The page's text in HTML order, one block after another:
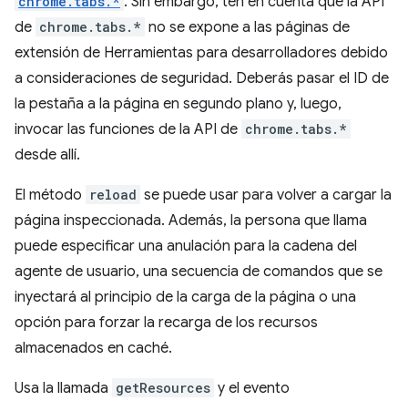
de chrome.tabs.* no se expone a las páginas de
extensión de Herramientas para desarrolladores debido
a consideraciones de seguridad. Deberás pasar el ID de
la pestaña a la página en segundo plano y, luego,
invocar las funciones de la API de chrome.tabs.*
desde allí.
El método reload se puede usar para volver a cargar la
página inspeccionada. Además, la persona que llama
puede especificar una anulación para la cadena del
agente de usuario, una secuencia de comandos que se
inyectará al principio de la carga de la página o una
opción para forzar la recarga de los recursos
almacenados en caché.
Usa la llamada getResources y el evento